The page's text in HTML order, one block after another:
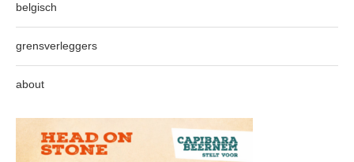
belgisch
grensverleggers
about